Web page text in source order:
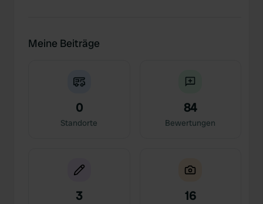
Meine Beiträge
0
Standorte
84
Bewertungen
3 16